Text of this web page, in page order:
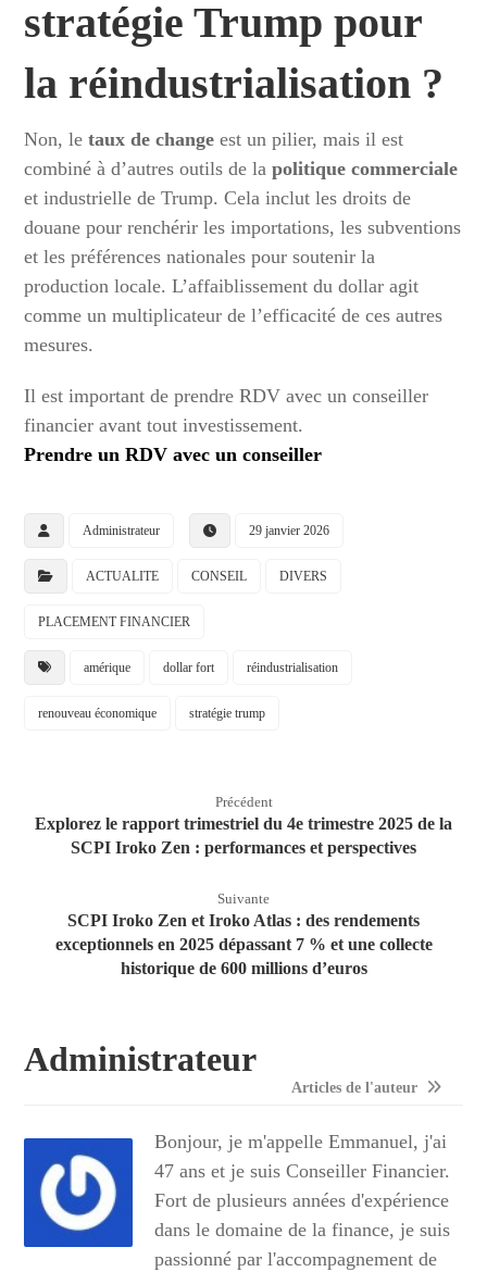
stratégie Trump pour
la réindustrialisation ?
Non, letaux de change est un pilier, mais il est
combiné à d’autres outils de lapolitique commerciale
et industrielle de Trump. Cela inclut les droits de
douane pour renchérir les importations, les subventions
et les préférences nationales pour soutenir la
production locale. L’affaiblissement du dollar agit
comme un multiplicateur de l’efficacité de ces autres
mesures.
Il est important de prendre RDV avec un conseiller
financier avant tout investissement.
Prendre un RDV avec un conseiller
Administrateur 29 janvier 2026
ACTUALITE CONSEIL DIVERS
PLACEMENT FINANCIER
amérique dollar fort réindustrialisation
renouveau économique stratégie trump
Précédent
Explorez le rapport trimestriel du 4e trimestre 2025 de la
SCPI Iroko Zen : performances et perspectives
Suivante
SCPI Iroko Zen et Iroko Atlas : des rendements
exceptionnels en 2025 dépassant 7 % et une collecte
historique de 600 millions d’euros
Administrateur
Articles de l'auteur
Bonjour, je m'appelle Emmanuel, j'ai
47 ans et je suis Conseiller Financier.
Fort de plusieurs années d'expérience
dans le domaine de la finance, je suis
passionné par l'accompagnement de